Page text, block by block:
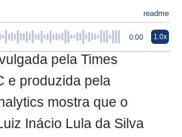
readme
0:00 1.0x
pela Times
e produzida pela
mostra que o
Inácio Lula da Silva